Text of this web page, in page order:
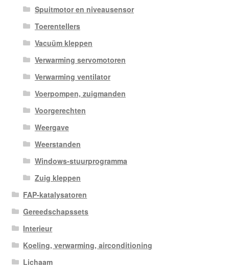
Spuitmotor en niveausensor
Toerentellers
Vacuüm kleppen
Verwarming servomotoren
Verwarming ventilator
Voerpompen, zuigmanden
Voorgerechten
Weergave
Weerstanden
Windows-stuurprogramma
Zuig kleppen
FAP-katalysatoren
Gereedschapssets
Interieur
Koeling, verwarming, airconditioning
Lichaam